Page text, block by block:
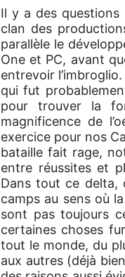
Il y a des questions
clan des
parallèle le
One et PC, avant
entrevoir
qui fut
pour trouver la
magnificence de
exercice pour nos
bataille fait rage,
entre réussites et
Dans tout ce delta,
camps au sens où
sont pas toujours
certaines choses
tout le monde, du
aux autres (déjà